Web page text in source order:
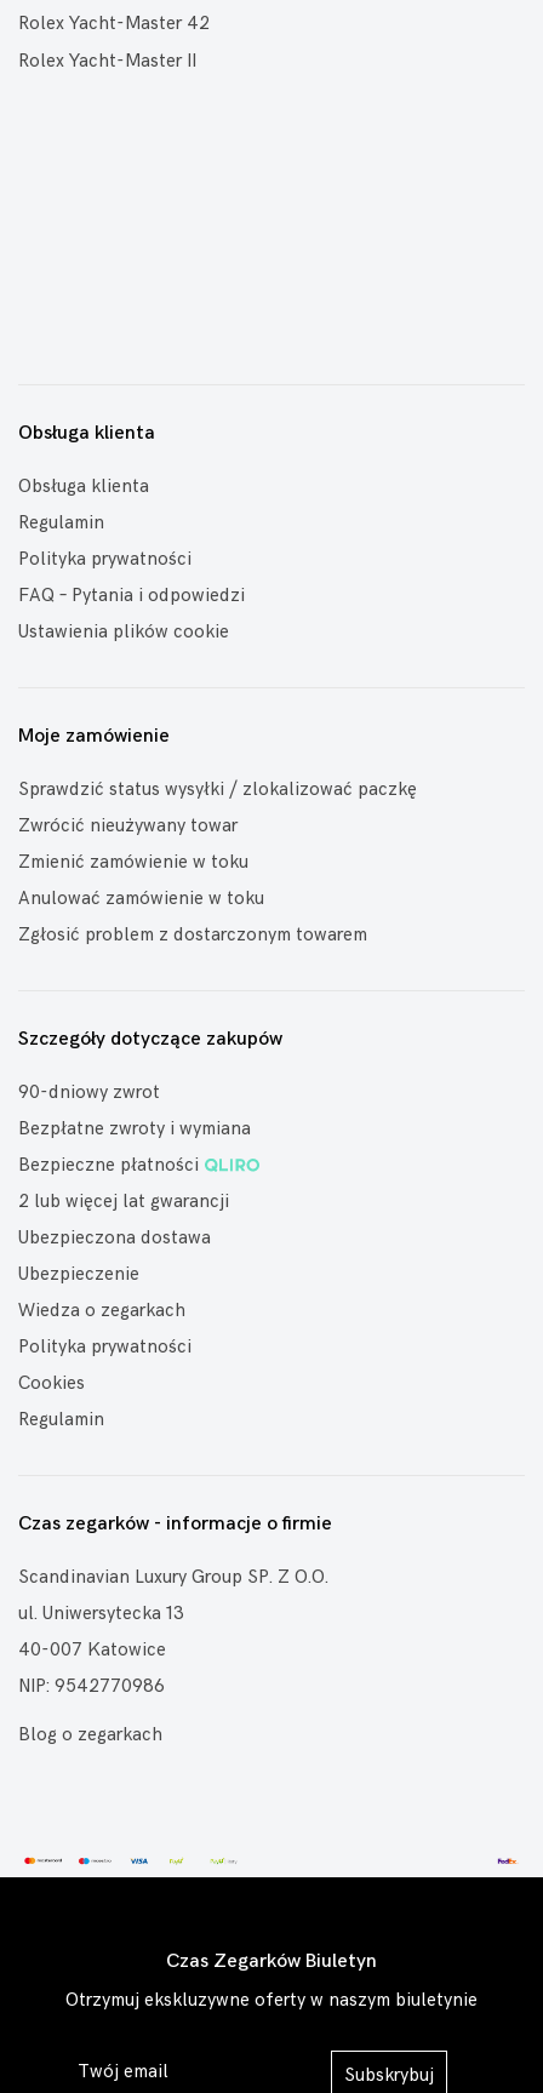
Rolex Yacht-Master 42
Rolex Yacht-Master II
Obsługa klienta
Obsługa klienta
Regulamin
Polityka prywatności
FAQ – Pytania i odpowiedzi
Ustawienia plików cookie
Moje zamówienie
Sprawdzić status wysyłki / zlokalizować paczkę
Zwrócić nieużywany towar
Zmienić zamówienie w toku
Anulować zamówienie w toku
Zgłosić problem z dostarczonym towarem
Szczegóły dotyczące zakupów
90-dniowy zwrot
Bezpłatne zwroty i wymiana
Bezpieczne płatności
2 lub więcej lat gwarancji
Ubezpieczona dostawa
Ubezpieczenie
Wiedza o zegarkach
Polityka prywatności
Cookies
Regulamin
Czas zegarków - informacje o firmie
Scandinavian Luxury Group SP. Z O.O.
ul. Uniwersytecka 13
40-007 Katowice
NIP: 9542770986
Blog o zegarkach
Czas Zegarków Biuletyn
Otrzymuj ekskluzywne oferty w naszym biuletynie
Subskrybuj